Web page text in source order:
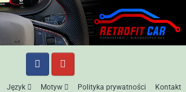
Język Motyw Polityka prywatności
Kontakt